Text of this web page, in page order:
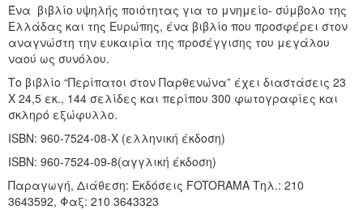
Ένα βιβλίο υψηλής ποιότητας για το μνημείο- σύμβολο της
Eλλάδας και της Eυρώπης, ένα βιβλίο που προσφέρει στον
αναγνώστη την ευκαιρία της προσέγγισης του μεγάλου
ναού ως συνόλου.
Tο βιβλίο “Περίπατοι στον Παρθενώνα” έχει διαστάσεις 23
X 24,5 εκ., 144 σελίδες και περίπου 300 φωτογραφίες και
σκληρό εξώφυλλο.
ISBN: 960-7524-08-X (ελληνική έκδοση)
ISBN: 960-7524-09-8(αγγλική έκδοση)
Παραγωγή, Διάθεση: Eκδόσεις FOTORAMA Τηλ.: 210
3643592, Φαξ: 210 3643323